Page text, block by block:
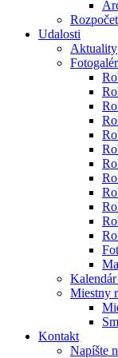
Rozpočet
Udalosti
Aktuality
Miestny
Kontakt
Napíšte